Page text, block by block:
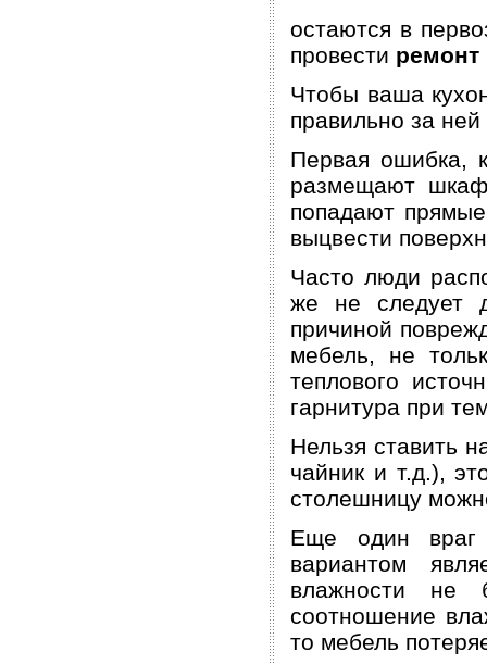
остаются в
провести ремонт
Чтобы ваша
правильно за
Первая ошибка,
размещают
попадают
выцвести
Часто люди
же не следует
причиной
мебель, не
теплового
гарнитура при
Нельзя ставить
чайник и т.д.),
столешницу
Еще один враг
вариантом
влажности не
соотношение
то мебель